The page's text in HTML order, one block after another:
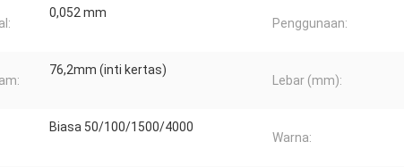
0,052 mm
Penggunaan:
76,2mm (inti kertas)
Lebar (mm):
Biasa 50/100/1500/4000
Warna: